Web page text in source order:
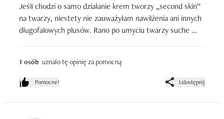
Jeśli chodzi o samo działanie krem tworzy „second skin”
na twarzy, niestety nie zauważyłam nawilżenia ani innych
długofalowych plusów. Rano po umyciu twarzy suche
mam cerę mieszaną.
Ja jestem zdecydowanie na nie, w tej kategorii cenowej
są naprawdę inne świetne produkty.
1 osób uznało tę opinię za pomocną
Pomocne! Udostępnij